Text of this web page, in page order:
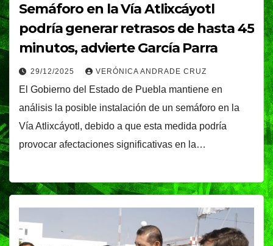
Semáforo en la Vía Atlixcáyotl
podría generar retrasos de hasta 45
minutos, advierte García Parra
29/12/2025 VERÓNICA ANDRADE CRUZ
El Gobierno del Estado de Puebla mantiene en
análisis la posible instalación de un semáforo en la
Vía Atlixcáyotl, debido a que esta medida podría
provocar afectaciones significativas en la…